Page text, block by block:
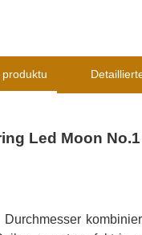
Led Moon